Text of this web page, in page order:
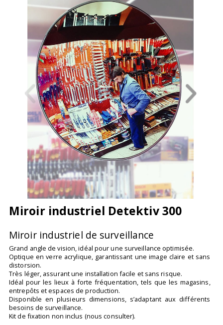
Miroir industriel Detektiv 300
Miroir industriel de surveillance
Grand angle de vision, idéal pour une surveillance optimisée.
Optique en verre acrylique, garantissant une image claire et sans
distorsion.
Très léger, assurant une installation facile et sans risque.
Idéal pour les lieux à forte fréquentation, tels que les magasins,
entrepôts et espaces de production.
Disponible en plusieurs dimensions, s’adaptant aux différents
besoins de surveillance.
Kit de fixation non inclus (nous consulter).